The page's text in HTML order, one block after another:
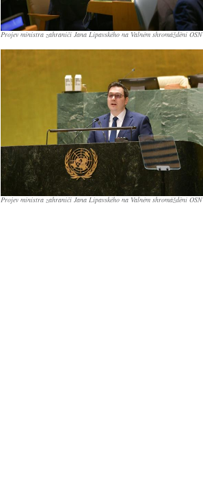
Projev ministra zahraničí Jana Lipavského na Valném shromáždění OSN
Projev ministra zahraničí Jana Lipavského na Valném shromáždění OSN